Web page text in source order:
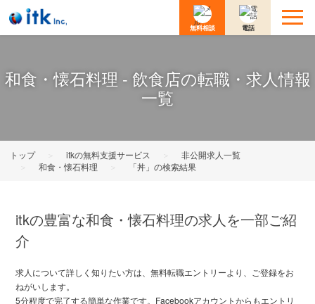
無料相談 電話
和食・懐石料理 - 飲食店の転職・求人情報
一覧
トップ itkの無料支援サービス
非公開求人一覧
和食・懐石料理 「丼」の検索結果
itkの豊富な和食・懐石料理の求人を一部ご紹
介
求人について詳しく知りたい方は、無料転職エントリーより、ご登録をお
ねがいします。
5分程度で完了する簡単な作業です。Facebookアカウントからもエントリ